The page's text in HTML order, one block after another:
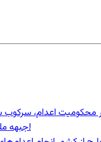
در محکومیت اعدام،
جبهه ملی ایران: ماشین اعدام را متوقف کنید!